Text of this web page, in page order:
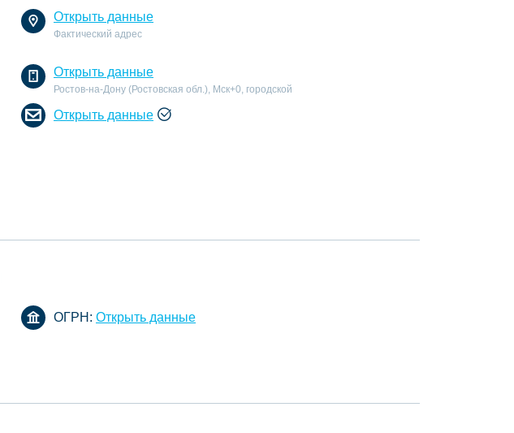
Открыть данные
Фактический адрес
Открыть данные
Ростов-на-Дону (Ростовская обл.), Мск+0, городской
Открыть данные
ОГРН: Открыть данные